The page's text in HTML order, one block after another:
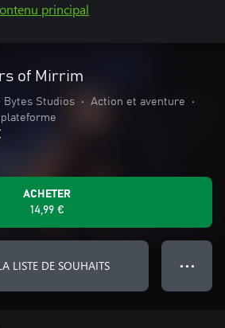
principal
of Mirrim
Bytes Studios • Action et aventure
•
ACHETER
14,99 €
LISTE DE SOUHAITS ● ● ●